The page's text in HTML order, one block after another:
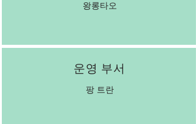
왕롱타오
운영 부서
팡 트란